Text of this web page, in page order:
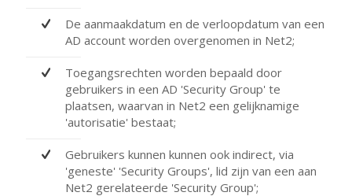
De aanmaakdatum en de verloopdatum van een
AD account worden overgenomen in Net2;
Toegangsrechten worden bepaald door
gebruikers in een AD 'Security Group' te
plaatsen, waarvan in Net2 een gelijknamige
'autorisatie' bestaat;
Gebruikers kunnen kunnen ook indirect, via
'geneste' 'Security Groups', lid zijn van een aan
Net2 gerelateerde 'Security Group';